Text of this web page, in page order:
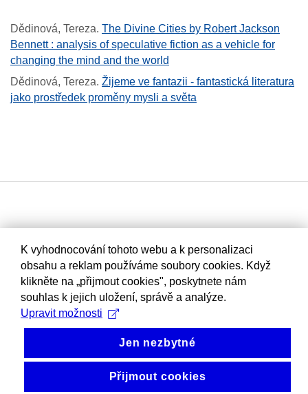
Dědinová, Tereza. The Divine Cities by Robert Jackson
Bennett : analysis of speculative fiction as a vehicle for
changing the mind and the world
Dědinová, Tereza. Žijeme ve fantazii - fantastická literatura
jako prostředek proměny mysli a světa
K vyhodnocování tohoto webu a k personalizaci
obsahu a reklam používáme soubory cookies. Když
klikněte na „přijmout cookies", poskytnete nám
souhlas k jejich uložení, správě a analýze.
Upravit možnosti
Jen nezbytné
Přijmout cookies